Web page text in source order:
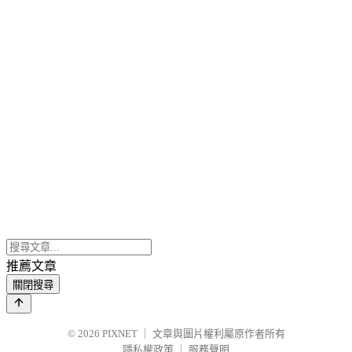
推薦文章
關閉搜尋
© 2026 PIXNET
文章與圖片權利屬原作者所有
隱私權政策
服務聲明